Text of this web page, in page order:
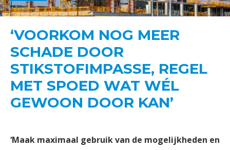
‘VOORKOM NOG MEER
SCHADE DOOR
STIKSTOFIMPASSE, REGEL
MET SPOED WAT WÉL
GEWOON DOOR KAN’
‘Maak maximaal gebruik van de mogelijkheden en